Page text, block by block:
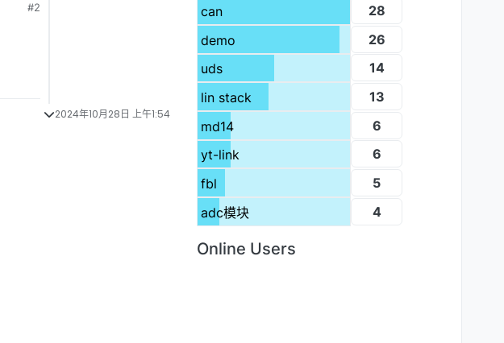
#2
2024年10月28日 上午1:54
can
28
demo
26
uds
14
lin stack
13
md14
6
yt-link
6
fbl
5
adc模块
4
Online Users